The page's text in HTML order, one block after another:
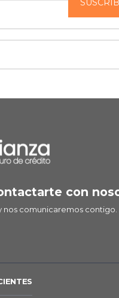
con
nos comunicaremos contigo.